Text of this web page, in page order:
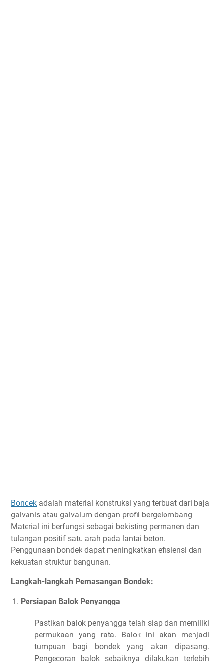
Bondek adalah material konstruksi yang terbuat dari baja
galvanis atau galvalum dengan profil bergelombang.
Material ini berfungsi sebagai bekisting permanen dan
tulangan positif satu arah pada lantai beton.
Penggunaan bondek dapat meningkatkan efisiensi dan
kekuatan struktur bangunan.
Langkah-langkah Pemasangan Bondek:
Persiapan Balok Penyangga
Pastikan balok penyangga telah siap dan memiliki
permukaan yang rata. Balok ini akan menjadi
tumpuan bagi bondek yang akan dipasang.
Pengecoran balok sebaiknya dilakukan terlebih